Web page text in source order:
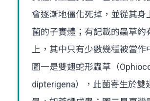
會逐漸地僵化死掉，並從其身
菌的子實體；有記載的蟲草約
上，其中只有少數幾種被當作
圖一是雙翅蛇形蟲草（
dipterigena），此菌寄生於雙